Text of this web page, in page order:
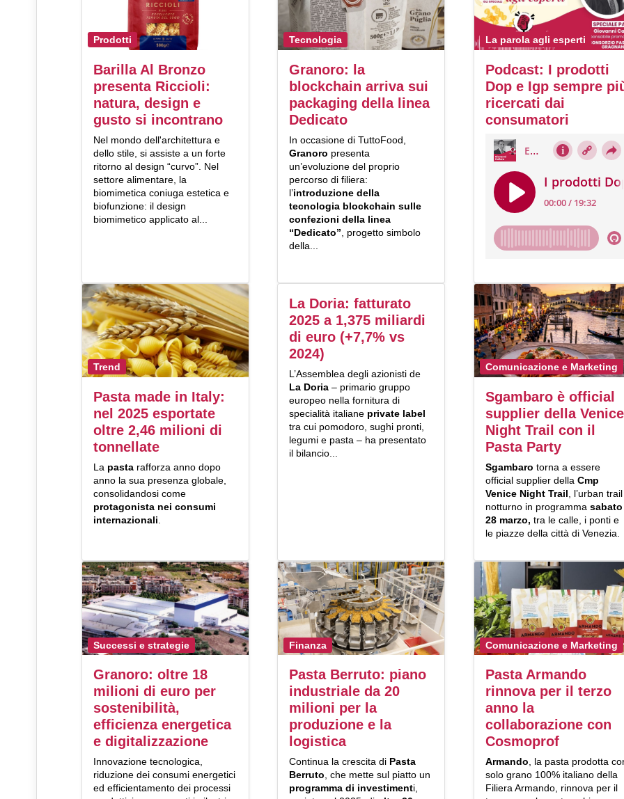
Prodotti
Barilla Al Bronzo
presenta Riccioli:
natura, design e
gusto si incontrano
Nel mondo dell'architettura e
dello stile, si assiste a un forte
ritorno al design “curvo”. Nel
settore alimentare, la
biomimetica coniuga estetica e
biofunzione: il design
biomimetico applicato al...
Tecnologia
Granoro: la
blockchain arriva sui
packaging della linea
Dedicato
In occasione di TuttoFood,
Granoro presenta
un’evoluzione del proprio
percorso di filiera:
l’introduzione della
tecnologia blockchain sulle
confezioni della linea
“Dedicato” , progetto simbolo
della...
La parola agli esperti
Podcast: I prodotti
Dop e Igp sempre
ricercati dai
consumatori
Trend
Pasta made in Italy:
nel 2025 esportate
oltre 2,46 milioni di
tonnellate
La pasta rafforza anno dopo
anno la sua presenza globale,
consolidandosi come
protagonista nei consumi
internazionali
La Doria: fatturato
2025 a 1,375 miliardi
di euro (+7,7% vs
2024)
L’Assemblea degli azionisti de
La Doria– primario gruppo
europeo nella fornitura di
specialità italiane private label
tra cui pomodoro, sughi pronti,
legumi e pasta – ha presentato
il bilancio...
Comunicazione e Marketing
Sgambaro è official
supplier della Venice
Night Trail con il
Pasta Party
Sgambaro torna a essere
official supplier della Cmp
Venice Night Trail , l’urban trail
notturno in programma sabato
28 marzo, tra le calle, i ponti e
le piazze della città di Venezia.
Successi e strategie
Granoro: oltre 18
milioni di euro per
sostenibilità,
efficienza energetica
e digitalizzazione
Innovazione tecnologica,
riduzione dei consumi energetici
ed efficientamento dei processi
Finanza
Pasta Berruto: piano
industriale da 20
milioni per la
produzione e la
logistica
Continua la crescita di Pasta
Berruto , che mette sul piatto un
programma di investimenti,
Comunicazione e Marketing
Pasta Armando
rinnova per il terzo
anno la
collaborazione con
Cosmoprof
Armando , la pasta prodotta
solo grano 100% italiano della
Filiera Armando, rinnova per il